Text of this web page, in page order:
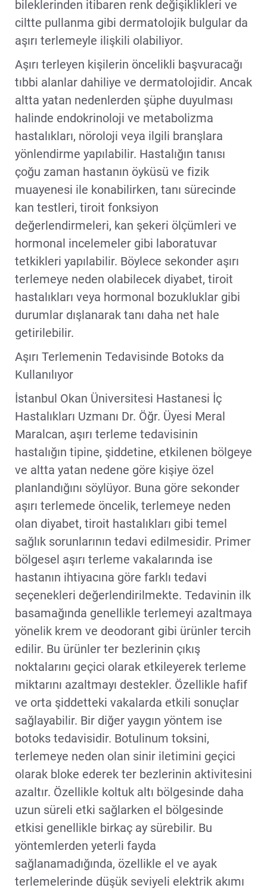
bileklerinden itibaren renk değişiklikleri ve
ciltte pullanma gibi dermatolojik bulgular da
aşırı terlemeyle ilişkili olabiliyor.
Aşırı terleyen kişilerin öncelikli başvuracağı
tıbbi alanlar dahiliye ve dermatolojidir. Ancak
altta yatan nedenlerden şüphe duyulması
halinde endokrinoloji ve metabolizma
hastalıkları, nöroloji veya ilgili branşlara
yönlendirme yapılabilir. Hastalığın tanısı
çoğu zaman hastanın öyküsü ve fizik
muayenesi ile konabilirken, tanı sürecinde
kan testleri, tiroit fonksiyon
değerlendirmeleri, kan şekeri ölçümleri ve
hormonal incelemeler gibi laboratuvar
tetkikleri yapılabilir. Böylece sekonder aşırı
terlemeye neden olabilecek diyabet, tiroit
hastalıkları veya hormonal bozukluklar gibi
durumlar dışlanarak tanı daha net hale
getirilebilir.
Aşırı Terlemenin Tedavisinde Botoks da
Kullanılıyor
İstanbul Okan Üniversitesi Hastanesi İç
Hastalıkları Uzmanı Dr. Öğr. Üyesi Meral
Maralcan, aşırı terleme tedavisinin
hastalığın tipine, şiddetine, etkilenen bölgeye
ve altta yatan nedene göre kişiye özel
planlandığını söylüyor. Buna göre sekonder
aşırı terlemede öncelik, terlemeye neden
olan diyabet, tiroit hastalıkları gibi temel
sağlık sorunlarının tedavi edilmesidir. Primer
bölgesel aşırı terleme vakalarında ise
hastanın ihtiyacına göre farklı tedavi
seçenekleri değerlendirilmekte. Tedavinin ilk
basamağında genellikle terlemeyi azaltmaya
yönelik krem ve deodorant gibi ürünler tercih
edilir. Bu ürünler ter bezlerinin çıkış
noktalarını geçici olarak etkileyerek terleme
miktarını azaltmayı destekler. Özellikle hafif
ve orta şiddetteki vakalarda etkili sonuçlar
sağlayabilir. Bir diğer yaygın yöntem ise
botoks tedavisidir. Botulinum toksini,
terlemeye neden olan sinir iletimini geçici
olarak bloke ederek ter bezlerinin aktivitesini
azaltır. Özellikle koltuk altı bölgesinde daha
uzun süreli etki sağlarken el bölgesinde
etkisi genellikle birkaç ay sürebilir. Bu
yöntemlerden yeterli fayda
sağlanamadığında, özellikle el ve ayak
terlemelerinde düşük seviyeli elektrik akımı